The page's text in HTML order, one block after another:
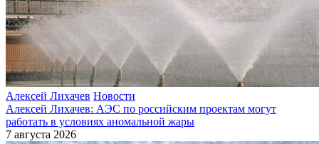
Алексей Лихачев Новости
Алексей Лихачев: АЭС по российским проектам могут
работать в условиях аномальной жары
7 августа 2026